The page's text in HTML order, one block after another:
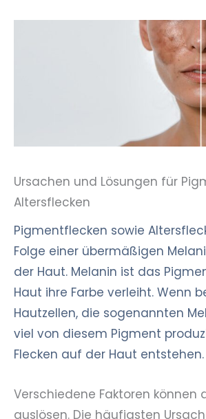
Ursachen und Lösungen für
Altersflecken
Pigmentflecken sowie
Folge einer übermäßigen
der Haut. Melanin ist das
Haut ihre Farbe verleiht. Wenn
Hautzellen, die sogenannten
viel von diesem Pigment
Flecken auf der Haut entstehen.
Verschiedene Faktoren können
auslösen. Die häufigsten